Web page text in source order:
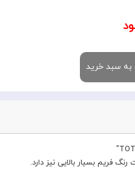
به سبد خرید
فریم بسیار بالایی نیز دارد.